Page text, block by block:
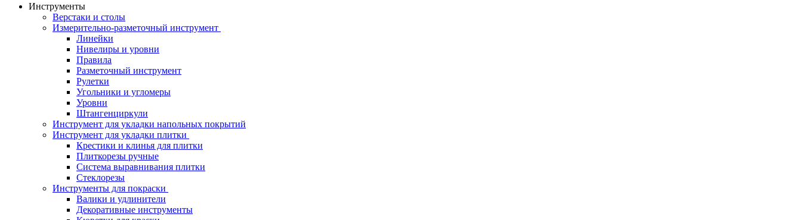
Инструменты
Верстаки и столы
Измерительно-разметочный инструмент
Линейки
Нивелиры и уровни
Правила
Разметочный инструмент
Рулетки
Угольники и угломеры
Уровни
Штангенциркули
Инструмент для укладки напольных покрытий
Инструмент для укладки плитки
Крестики и клинья для плитки
Плиткорезы ручные
Система выравнивания плитки
Стеклорезы
Инструменты для покраски
Валики и удлинители
Декоративные инструменты